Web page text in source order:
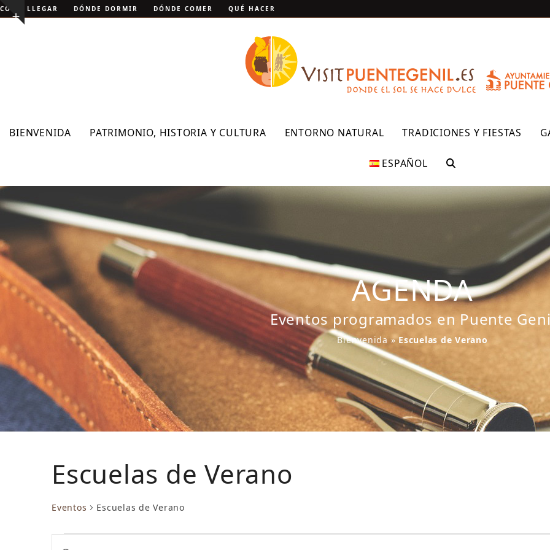
Skip
to Show
CÓMO LLEGAR DÓNDE DORMIR DÓNDE COMER QUÉ HACER
BIENVENIDA PATRIMONIO, HISTORIA Y CULTURA ENTORNO NATURAL TRADICIONES Y FIESTAS
ESPAÑOL
AGENDA
Eventos programados en Puente
Bienvenida »Escuelas de Verano
Escuelas de Verano
Eventos Escuelas de Verano
N